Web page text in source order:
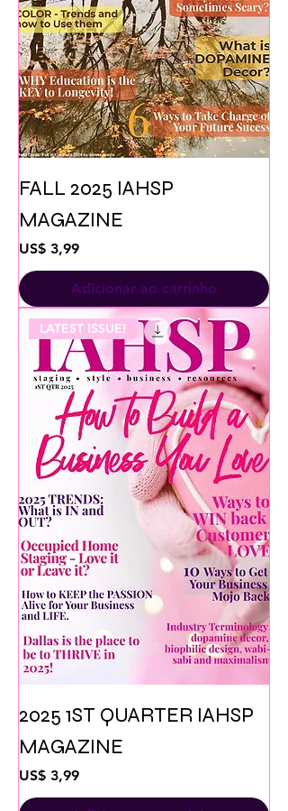
FALL 2025 IAHSP
MAGAZINE
Preço
US$ 3,99
Adicionar ao carrinho
LATEST ISSUE!
2025 1ST QUARTER IAHSP
MAGAZINE
Preço
US$ 3,99